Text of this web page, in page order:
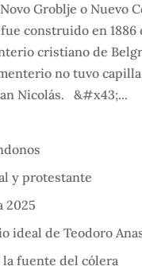
Groblje o Nuevo
construido en 1886
cristiano de
no tuvo capilla
Nicolás. &#x43;...
y protestante
2025
ideal de Teodoro
la fuente del cólera